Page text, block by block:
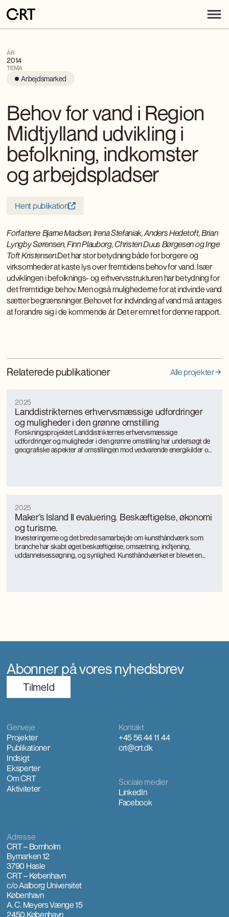
ÅR
2014
TEMA
Arbejdsmarked
Behov for vand i Region
Midtjylland udvikling i
befolkning, indkomster
og arbejdspladser
Hent publikation
Forfattere: Bjarne Madsen, Irena Stefaniak, Anders Hedetoft, Brian
Lyngby Sørensen, Finn Plauborg, Christen Duus Børgesen og Inge
Toft Kristensen.Det har stor betydning både for borgere og
virksomheder at kaste lys over fremtidens behov for vand. Især
udviklingen i befolknings- og erhvervsstrukturen har betydning for
det fremtidige behov. Men også mulighederne for at indvinde vand
sætter begrænsninger. Behovet for indvinding af vand må antages
at forandre sig i de kommende år. Det er emnet for denne rapport.
Relaterede publikationer Alle projekter
Landdistrikternes erhvervsmæssige udfordringer
og muligheder i den grønne omstilling
2025
Forskningsprojektet Landdistrikternes erhvervsmæssige
udfordringer og muligheder i den grønne omstilling har undersøgt de
geografiske aspekter af omstillingen mod vedvarende energikilder og
Maker’s Island II evaluering. Beskæftigelse, økonomi
og turisme.
2025
Investeringerne og det brede samarbejde om kunsthåndværk som
branche har skabt øget beskæftigelse, omsætning, indtjening,
uddannelsessøgning, og synlighed. Kunsthåndværket er blevet en
Abonner på vores nyhedsbrev
TilmeId
Kontakt
+45 56 44 11 44
crt@crt.dk
Genveje
Projekter
Publikationer
Indsigt
Eksperter
Om CRT
Aktiviteter
Sociale medier
LinkedIn
Facebook
Adresse
CRT – Bornholm
Bymarken 12
3790 Hasle
CRT – København
c/o Aalborg Universitet
København
A. C. Meyers Vænge 15
2450 København